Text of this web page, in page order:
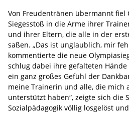
Von Freudentränen übermannt fiel
Siegesstoß in die Arme ihrer
und ihrer Eltern, die alle in der
saßen. „Das ist unglaublich, mir
kommentierte die neue
schlug dabei ihre gefalteten Hände
ein ganz großes Gefühl der
meine Trainerin und alle, die mich
unterstützt haben“, zeigte sich die
Sozialpädagogik völlig losgelöst